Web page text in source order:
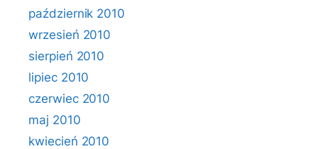
październik 2010
wrzesień 2010
sierpień 2010
lipiec 2010
czerwiec 2010
maj 2010
kwiecień 2010